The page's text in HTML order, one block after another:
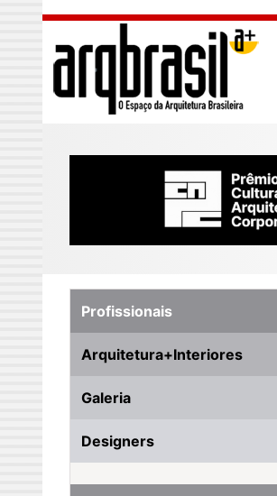
Skip to main content
Profissionais
Arquitetura+Interiores
Galeria
Designers